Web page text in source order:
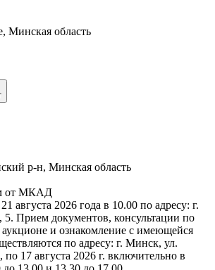
Минская область
р-н, Минская область
от МКАД
августа 2026 года в 10.00 по адресу: г.
Прием документов, консультации по
аукционе и ознакомление с имеющейся
по адресу: г. Минск, ул.
по 17 августа 2026 г. включительно в